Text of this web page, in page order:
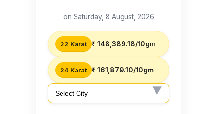
on Saturday, 8 August, 2026
22 Karat ₹ 148,389.18/10gm
24 Karat ₹ 161,879.10/10gm